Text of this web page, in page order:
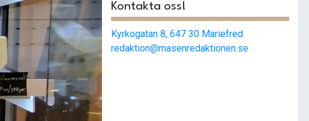
Kontakta oss!
Kyrkogatan 8, 647 30 Mariefred
redaktion@masenredaktionen.se